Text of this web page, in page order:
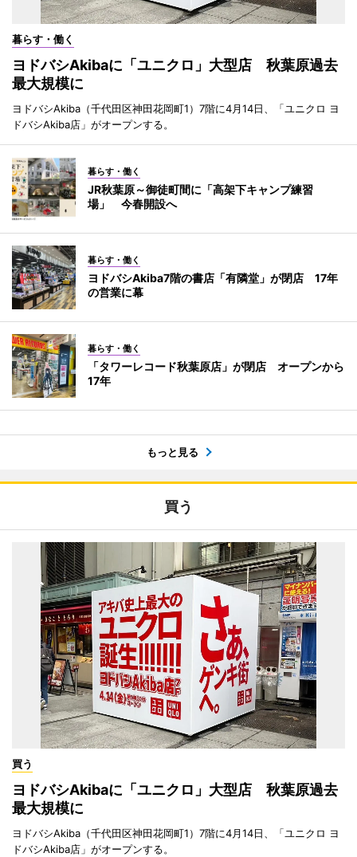
暮らす・働く
ヨドバシAkibaに「ユニクロ」大型店 秋葉原過去
最大規模に
ヨドバシAkiba（千代田区神田花岡町1）7階に4月14日、「ユニクロ ヨ
ドバシAkiba店」がオープンする。
暮らす・働く
JR秋葉原～御徒町間に「高架下キャンプ練習
場」 今春開設へ
暮らす・働く
ヨドバシAkiba7階の書店「有隣堂」が閉店 17年
の営業に幕
暮らす・働く
「タワーレコード秋葉原店」が閉店 オープンから
17年
もっと見る
買う
買う
ヨドバシAkibaに「ユニクロ」大型店 秋葉原過去
最大規模に
ヨドバシAkiba（千代田区神田花岡町1）7階に4月14日、「ユニクロ ヨ
ドバシAkiba店」がオープンする。